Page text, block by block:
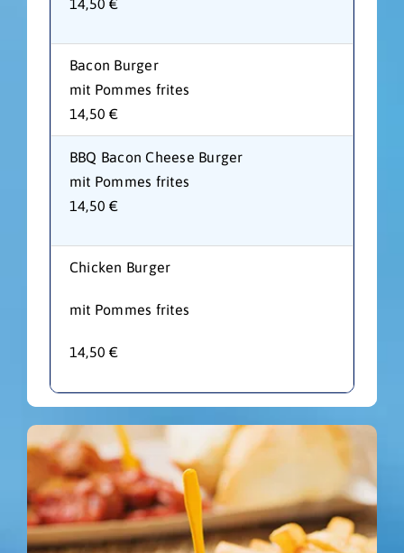
14,50 €
Bacon Burger
mit Pommes frites
14,50 €
BBQ Bacon Cheese Burger
mit Pommes frites
14,50 €
Chicken Burger
mit Pommes frites
14,50 €